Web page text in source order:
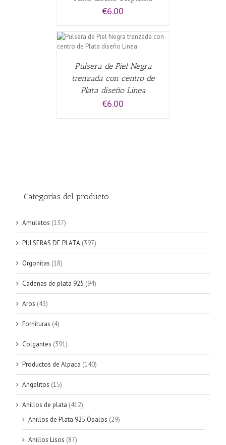
€6.00
Pulsera de Piel Negra
trenzada con centro de
Plata diseño Linea
€6.00
Categorías del producto
Amuletos (137)
PULSERAS DE PLATA (397)
Orgonitas (18)
Cadenas de plata 925 (94)
Aros (43)
Fornituras (4)
Colgantes (391)
Productos de Alpaca (140)
Angelitos (15)
Anillos de plata (412)
Anillos de Plata 925 Ópalos (29)
Anillos Lisos (87)